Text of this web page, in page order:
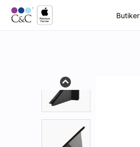
Butiker